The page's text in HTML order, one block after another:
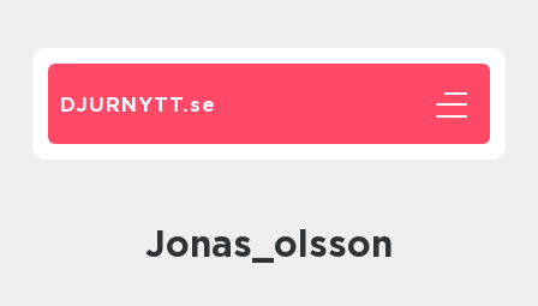
DJURNYTT.se
jonas_olsson